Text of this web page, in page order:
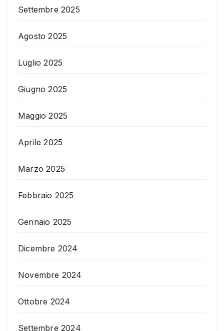
Settembre 2025
Agosto 2025
Luglio 2025
Giugno 2025
Maggio 2025
Aprile 2025
Marzo 2025
Febbraio 2025
Gennaio 2025
Dicembre 2024
Novembre 2024
Ottobre 2024
Settembre 2024